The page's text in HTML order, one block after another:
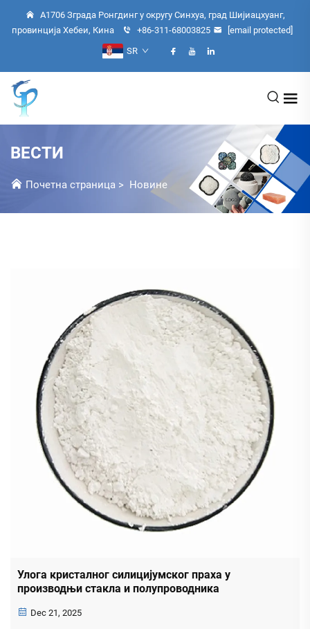
А1706 Зграда Ронгдинг у округу Синхуа, град Шијиацхуанг,
провинција Хебеи, Кина
+86-311-68003825
[email protected]
SR
ВЕСТИ
Почетна страница > Новине
Улога кристалног силицијумског праха у
производњи стакла и полупроводника
Dec 21, 2025